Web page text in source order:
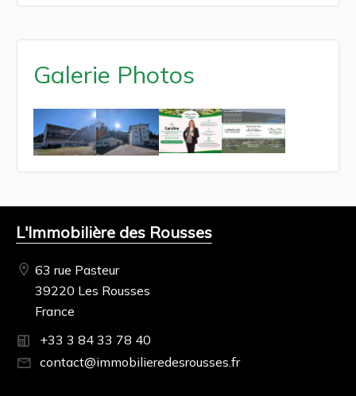
Galerie Photos
L'Immobilière des Rousses
63 rue Pasteur
39220 Les Rousses
France
+33 3 84 33 78 40
contact@immobilieredesrousses.fr